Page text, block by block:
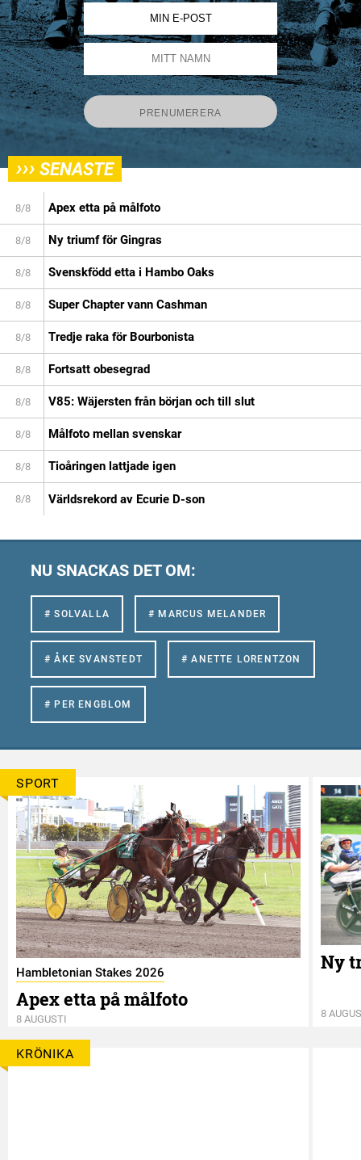
››› SENASTE
8/8 Apex etta på målfoto
8/8 Ny triumf för Gingras
8/8 Svenskfödd etta i Hambo Oaks
8/8 Super Chapter vann Cashman
8/8 Tredje raka för Bourbonista
8/8 Fortsatt obesegrad
8/8 V85: Wäjersten från början och till slut
8/8 Målfoto mellan svenskar
8/8 Tioåringen lattjade igen
8/8 Världsrekord av Ecurie D-son
NU SNACKAS DET OM:
# SOLVALLA # MARCUS MELANDER
# ÅKE SVANSTEDT # ANETTE LORENTZON
# PER ENGBLOM
SPORT
Hambletonian Stakes 2026
Apex etta på målfoto
8 AUGUSTI
Ny
8
KRÖNIKA